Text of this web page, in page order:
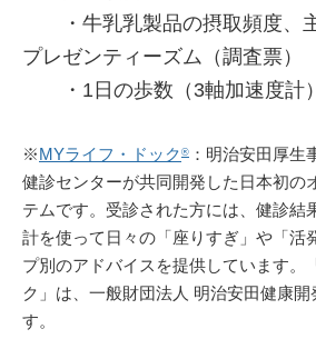
・牛乳乳製品の摂取頻度、主
プレゼンティーズム（調査票）
・1日の歩数（3軸加速度計）
※ MYライフ・ドック ® ：明治安田厚生
健診センターが共同開発した日本初の
テムです。受診された方には、健診結
計を使って日々の「座りすぎ」や「活
プ別のアドバイスを提供しています。
ク」は、一般財団法人 明治安田健康
す。